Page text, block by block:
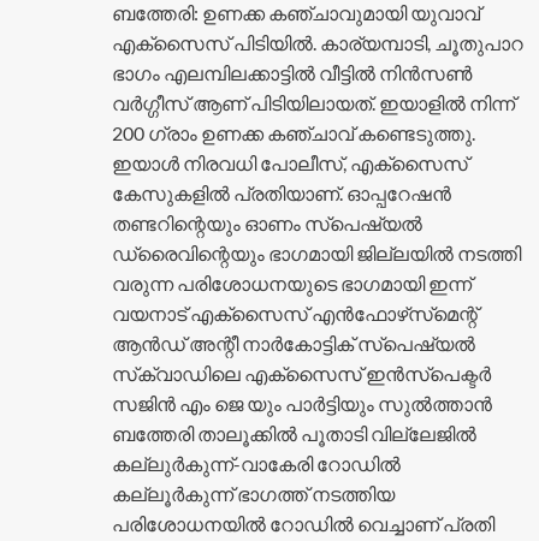
ബത്തേരി: ഉണക്ക കഞ്ചാവുമായി യുവാവ്
എക്സെെസ് പിടിയിൽ. കാര്യമ്പാടി, ചൂതുപാറ
ഭാഗം എലമ്പിലക്കാട്ടിൽ വീട്ടിൽ നിൻസൺ
വർഗ്ഗീസ് ആണ് പിടിയിലായത്. ഇയാളിൽ നിന്ന്
200 ഗ്രാം ഉണക്ക കഞ്ചാവ് കണ്ടെടുത്തു.
ഇയാൾ നിരവധി പോലീസ്, എക്സൈസ്
കേസുകളിൽ പ്രതിയാണ്. ഓപ്പറേഷൻ
തണ്ടറിന്റെയും ഓണം സ്പെഷ്യൽ
ഡ്രൈവിന്റെയും ഭാഗമായി ജില്ലയിൽ നടത്തി
വരുന്ന പരിശോധനയുടെ ഭാ​ഗമായി ഇന്ന്
വയനാട് എക്‌സൈസ് എൻഫോഴ്‌സ്‌മെന്റ്
ആൻഡ് അന്റീ നാർകോട്ടിക് സ്പെഷ്യൽ
സ്‌ക്വാഡിലെ എക്സൈസ് ഇൻസ്പെക്ടർ
സജിൻ എം ജെ യും പാർട്ടിയും സുൽത്താൻ
ബത്തേരി താലൂക്കിൽ പൂതാടി വില്ലേജിൽ
കല്ലുർകുന്ന്-വാകേരി റോഡിൽ
കല്ലൂർകുന്ന് ഭാഗത്ത്‌ നടത്തിയ
പരിശോധനയിൽ റോഡിൽ വെച്ചാണ് പ്രതി